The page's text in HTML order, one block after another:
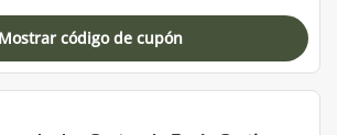
Mostrar código de cupón